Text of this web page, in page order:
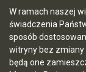
W ramach naszej
świadczenia
sposób
witryny bez zmiany
będą one
Instrukcja
Statystyki
Ostatnio